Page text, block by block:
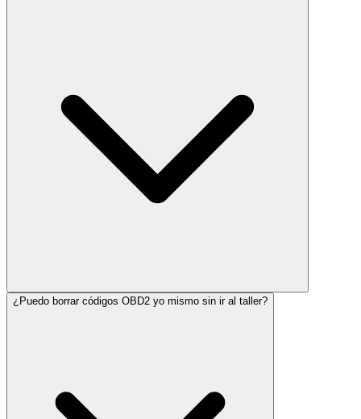
¿Puedo borrar códigos OBD2 yo mismo sin ir al taller?